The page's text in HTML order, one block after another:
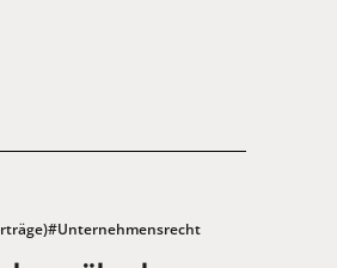
#Unternehmensrecht